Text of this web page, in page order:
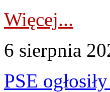
Więcej...
6 sierpnia
PSE